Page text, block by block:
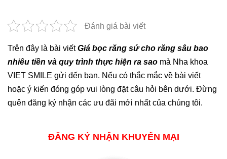
Đánh giá bài viết
Trên đây là bài viếtGiá bọc răng sứ cho răng sâu bao
nhiêu tiền và quy trình thực hiện ra sao mà Nha khoa
VIET SMILE gửi đến bạn. Nếu có thắc mắc về bài viết
hoặc ý kiến đóng góp vui lòng đặt câu hỏi bên dưới. Đừng
quên đăng ký nhận các ưu đãi mới nhất của chúng tôi.
ĐĂNG KÝ NHẬN KHUYẾN MẠI